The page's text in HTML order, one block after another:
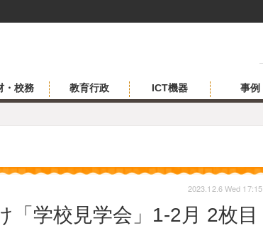
・校務 教育行政 ICT機器 事例
「学校見学会」1-2月 2枚目
2023.12.6 Wed 17:15